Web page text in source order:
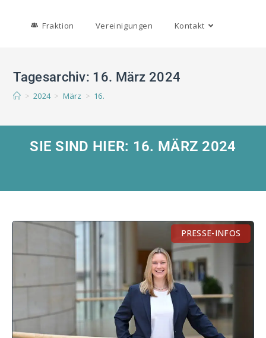
Fraktion Vereinigungen Kontakt
Tagesarchiv: 16. März 2024
> 2024 > März > 16.
SIE SIND HIER: 16. MÄRZ 2024
PRESSE-INFOS